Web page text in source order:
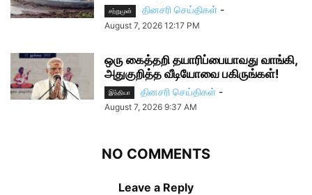
சற்றுமுன் தினசரி செய்திகள் -
August 7, 2026 12:17 PM
ஒரு கைத்தறி தயாரிப்பையாவது வாங்கி,
அதுகுறித்த வீடியோவை பகிருங்கள்!
இந்தியா தினசரி செய்திகள் -
August 7, 2026 9:37 AM
NO COMMENTS
Leave a Reply